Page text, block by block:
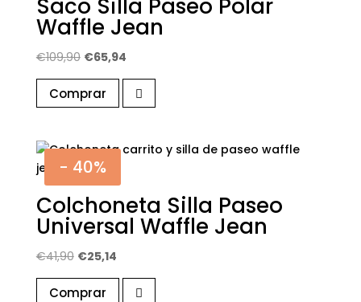
Saco Silla Paseo Polar
Waffle Jean
€109,90 El
precio
original
era:
€65,94El
precio
actual
es:
Comprar
- 40%
Colchoneta Silla Paseo
Universal Waffle Jean
€41,90 El
precio
original
€25,14El
precio
actual
Comprar